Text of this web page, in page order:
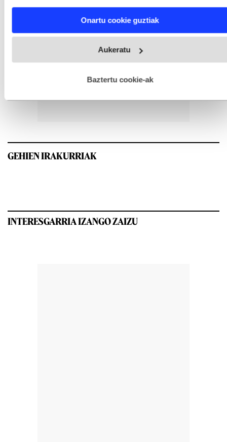
and set your preferences in thedetails section
fitxategiak erabiltzen ditu. Zure esperientzia eta zerbitzuak
esplizitua ematen diguzu.Gehiago irakurri
Onartu cookie guztiak
Aukeratu
Baztertu cookie-ak
GEHIEN IRAKURRIAK
INTERESGARRIA IZANGO ZAIZU